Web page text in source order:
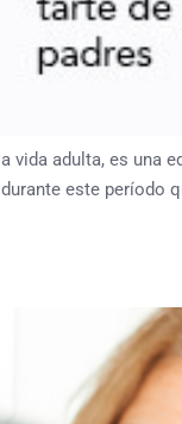
vida adulta, es una
este período